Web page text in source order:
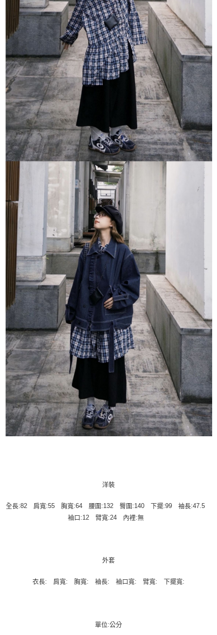
洋裝
全長:82 肩寬:55 胸寬:64 腰圍:132 臀圍:140 下擺:99 袖長:47.5
袖口:12 臂寬:24 內裡:無
外套
衣長: 肩寬: 胸寬: 袖長: 袖口寬: 臂寬: 下擺寬:
單位:公分